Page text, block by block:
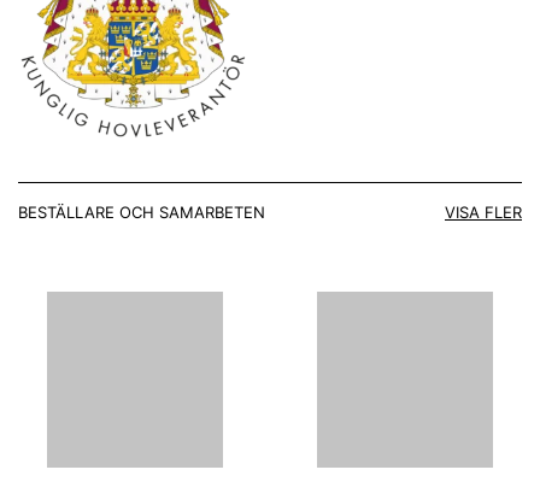
BESTÄLLARE OCH SAMARBETEN VISA FLER